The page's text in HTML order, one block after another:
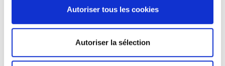
Autoriser tous les cookies
Autoriser la sélection
La violence au nom de la loi